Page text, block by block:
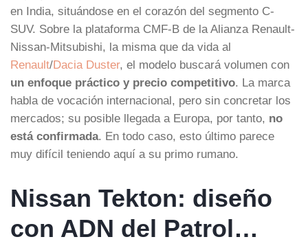
en India, situándose en el corazón del segmento C-
SUV. Sobre la plataforma CMF-B de la Alianza Renault-
Nissan-Mitsubishi, la misma que da vida al
Renault/Dacia Duster, el modelo buscará volumen con
un enfoque práctico y precio competitivo. La marca
habla de vocación internacional, pero sin concretar los
mercados; su posible llegada a Europa, por tanto, no
está confirmada. En todo caso, esto último parece
muy difícil teniendo aquí a su primo rumano.
Nissan Tekton: diseño
con ADN del Patrol…